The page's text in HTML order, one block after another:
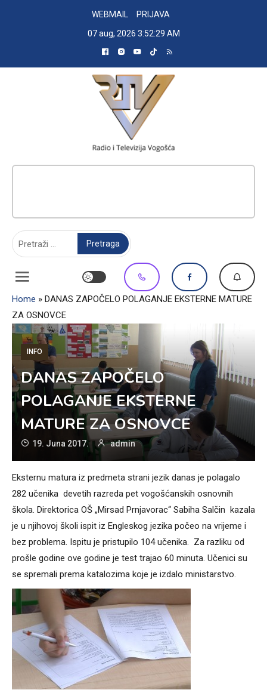
WEBMAIL
PRIJAVA
07 aug, 2026 3:52:29 AM
Home » DANAS ZAPOČELO POLAGANJE EKSTERNE MATURE
ZA OSNOVCE
INFO
DANAS ZAPOČELO
POLAGANJE EKSTERNE
MATURE ZA OSNOVCE
19. Juna 2017. admin
Eksternu matura iz predmeta strani jezik danas je polagalo
282 učenika devetih razreda pet vogošćanskih osnovnih
škola. Direktorica OŠ „Mirsad Prnjavorac“ Sabiha Salčin kazala
je u njihovoj školi ispit iz Engleskog jezika počeo na vrijeme i
bez problema. Ispitu je pristupilo 104 učenika. Za razliku od
prošle godine ove godine je test trajao 60 minuta. Učenici su
se spremali prema katalozima koje je izdalo ministarstvo.